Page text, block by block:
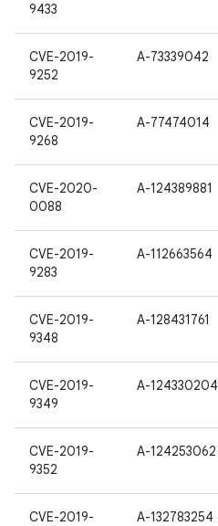
9433
CVE-2019-
9252
A-73339042
CVE-2019-
9268
A-77474014
CVE-2020-
0088
A-124389881
CVE-2019-
9283
A-112663564
CVE-2019-
9348
A-128431761
CVE-2019-
9349
A-124330204
CVE-2019-
9352
A-124253062
CVE-2019-
A-132783254